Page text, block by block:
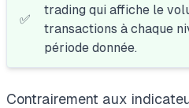
✅
trading qui affiche le
transactions à chaque
période donnée.
Contrairement aux